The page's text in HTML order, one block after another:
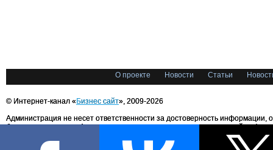
О проекте Новости Статьи
© Интернет-канал «Бизнес сайт», 2009-2026
Администрация не несет ответственности за достоверность информации,
блоггерами портала. Администрация не предоставляет справочной
Все права на любые материалы, опубликованные на сайте, защищены в